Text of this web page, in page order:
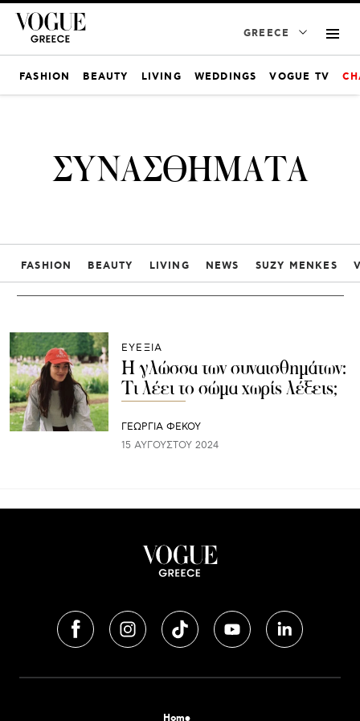
GREECE
FASHION BEAUTY LIVING WEDDINGS VOGUE TV
ΣΥΝΑΣΘΗΜΑΤΑ
FASHION BEAUTY LIVING NEWS SUZY MENKES
ΕΥΕΞΙΑ
Η γλώσσα των συναισθημάτων:
Tι λέει το σώμα χωρίς λέξεις;
ΓΕΩΡΓΙΑ ΦΕΚΟΥ
15 ΑΥΓΟΎΣΤΟΥ 2024
Home